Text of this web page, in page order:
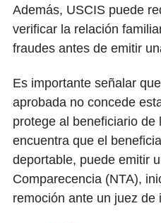
Además, USCIS puede
verificar la relación
fraudes antes de emitir
Es importante señalar
aprobada no concede
protege al beneficiario
encuentra que el
deportable, puede emitir
Comparecencia (NTA),
remoción ante un juez de